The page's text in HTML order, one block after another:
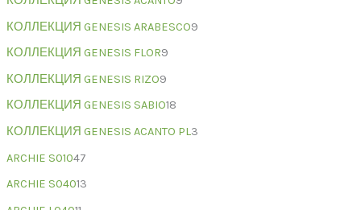
КОЛЛЕКЦИЯ GENESIS ARABESCO9
КОЛЛЕКЦИЯ GENESIS FLOR9
КОЛЛЕКЦИЯ GENESIS RIZO9
КОЛЛЕКЦИЯ GENESIS SABIO18
КОЛЛЕКЦИЯ GENESIS ACANTO PL3
ARCHIE S01047
ARCHIE S04013